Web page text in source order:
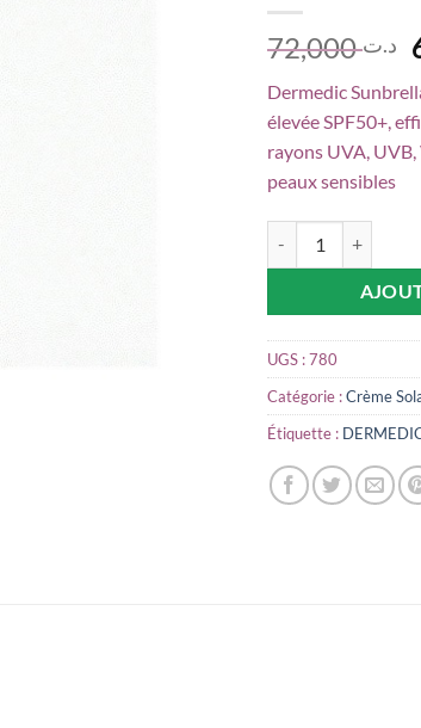
د.ت72,000
Dermedic
élevée SPF50+,
rayons UVA,
peaux sensibles
UGS :780
Catégorie :Crème
Étiquette :